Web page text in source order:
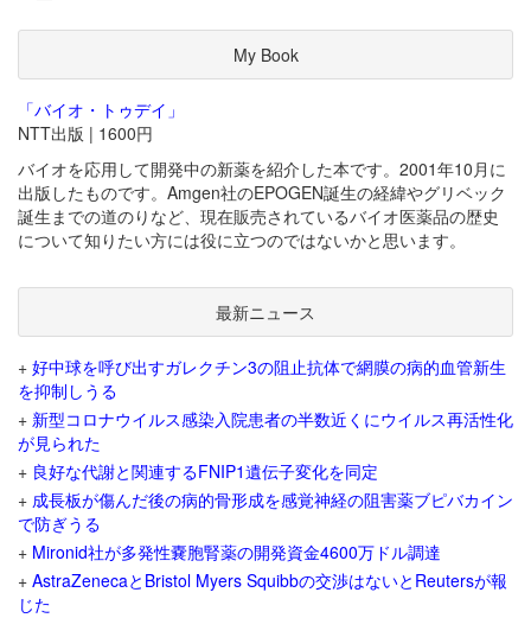
My Book
「バイオ・トゥデイ」
NTT出版 | 1600円
バイオを応用して開発中の新薬を紹介した本です。2001年10月に
出版したものです。Amgen社のEPOGEN誕生の経緯やグリベック
誕生までの道のりなど、現在販売されているバイオ医薬品の歴史
について知りたい方には役に立つのではないかと思います。
最新ニュース
+ 好中球を呼び出すガレクチン3の阻止抗体で網膜の病的血管新生
を抑制しうる
+ 新型コロナウイルス感染入院患者の半数近くにウイルス再活性化
が見られた
+ 良好な代謝と関連するFNIP1遺伝子変化を同定
+ 成長板が傷んだ後の病的骨形成を感覚神経の阻害薬ブピバカイン
で防ぎうる
+ Mironid社が多発性嚢胞腎薬の開発資金4600万ドル調達
+ AstraZenecaとBristol Myers Squibbの交渉はないとReutersが報
じた